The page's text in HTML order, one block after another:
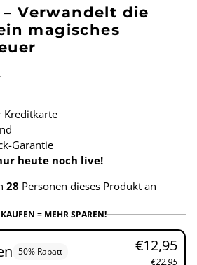
Verwandelt die
magisches
Kreditkarte
Garantie
heute noch live!
28 Personen dieses Produkt an
= MEHR SPAREN!
50% Rabatt €12,95
€22,95